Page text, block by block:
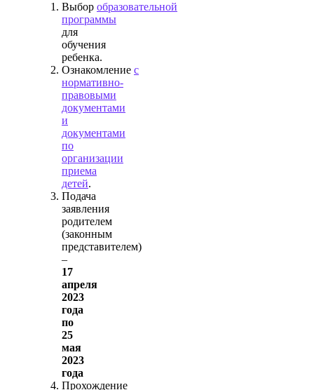
Выбор образовательной
программы
для
обучения
ребенка.
Ознакомление с
нормативно-
правовыми
документами
и
документами
по
организации
приема
детей.
Подача
заявления
родителем
(законным
представителем)
–
17
апреля
2023
года
по
25
мая
2023
года
Прохождение